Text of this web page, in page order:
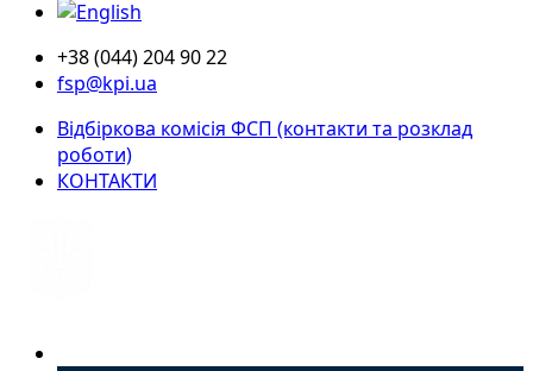
+38 (044) 204 90 22
fsp@kpi.ua
Відбіркова комісія ФСП (контакти та розклад
роботи)
КОНТАКТИ